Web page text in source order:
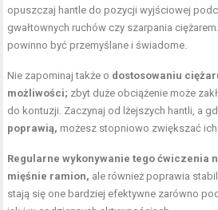
opuszczaj hantle do pozycji wyjściowej
gwałtownych ruchów czy szarpania
powinno być przemyślane i świadome.
Nie zapominaj także o dostosowaniu
możliwości; zbyt duże obciążenie może
do kontuzji. Zaczynaj od lżejszych hantli, a
poprawią, możesz stopniowo zwiększać
Regularne wykonywanie tego ćwiczenia
mięśnie ramion, ale również poprawia
stają się one bardziej efektywne zarówno